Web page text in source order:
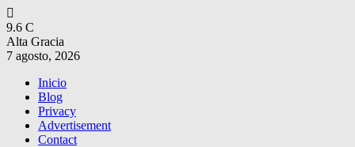
9.6 C
Alta Gracia
7 agosto, 2026
Inicio
Blog
Privacy
Advertisement
Contact